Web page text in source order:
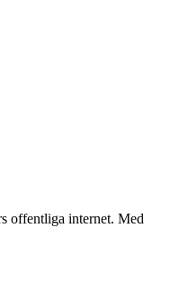
offentliga internet. Med